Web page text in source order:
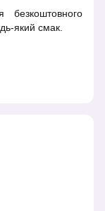
безкоштовного
який смак.